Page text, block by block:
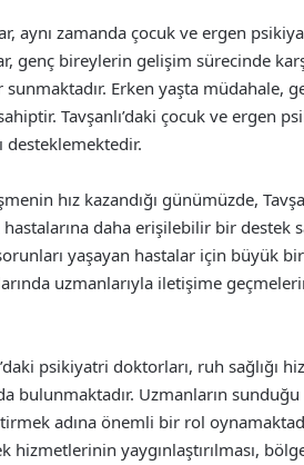
aynı zamanda çocuk ve ergen
genç bireylerin gelişim sürecinde
sunmaktadır. Erken yaşta müdahale,
Tavşanlı’daki çocuk ve ergen
desteklemektedir.
hız kazandığı günümüzde,
daha erişilebilir bir destek
yaşayan hastalar için büyük
uzmanlarıyla iletişime
psikiyatri doktorları, ruh
bulunmaktadır. Uzmanların
adına önemli bir rol
hizmetlerinin yaygınlaştırılması,